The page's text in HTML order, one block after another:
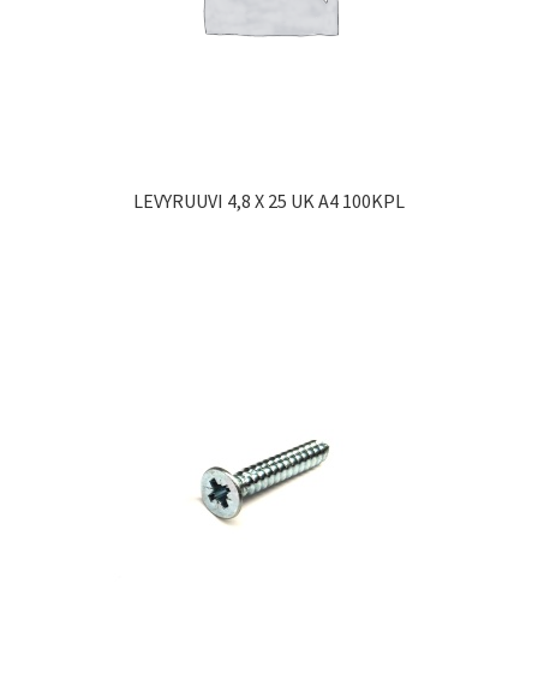
LEVYRUUVI 4,8 X 25 UK A4 100KPL